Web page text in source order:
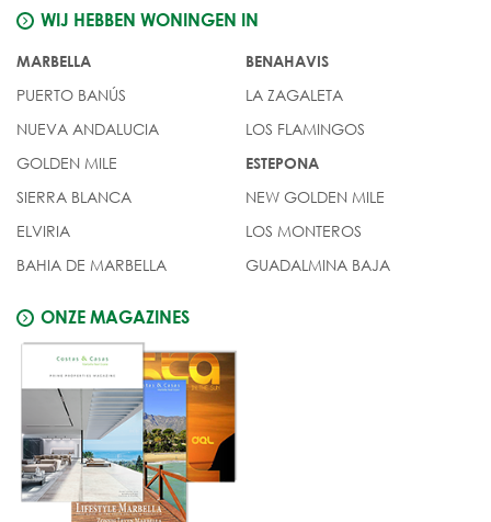
WIJ HEBBEN WONINGEN IN
MARBELLA
PUERTO BANÚS
NUEVA ANDALUCIA
GOLDEN MILE
SIERRA BLANCA
ELVIRIA
BAHIA DE MARBELLA
BENAHAVIS
LA ZAGALETA
LOS FLAMINGOS
ESTEPONA
NEW GOLDEN MILE
LOS MONTEROS
GUADALMINA BAJA
ONZE MAGAZINES